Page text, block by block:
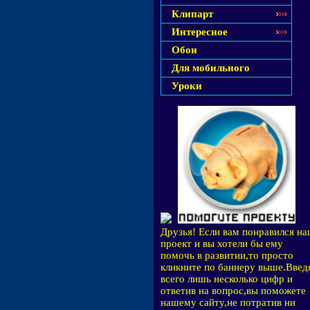
Клипарт
Интересное
Обои
Для мобильного
Уроки
Друзья! Если вам понравился
проект и вы хотели бы ему
помочь в развитии,то просто
кликните по баннеру
всего лишь несколько цифр и
ответив на вопрос,вы поможете
нашему сайту,не потратив ни